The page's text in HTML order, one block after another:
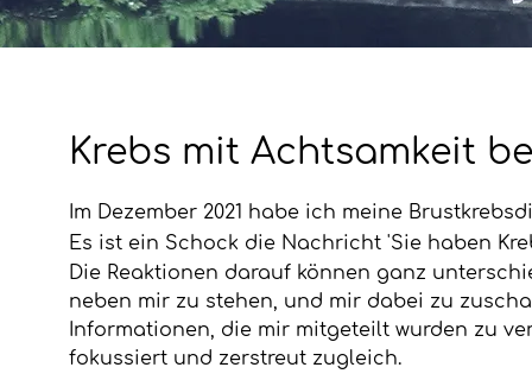
Krebs mit Achtsamkeit
Im Dezember 2021 habe ich meine
Es ist ein Schock die Nachricht 'Sie haben
Die Reaktionen darauf können ganz
neben mir zu stehen, und mir dabei zu
Informationen, die mir mitgeteilt wurden zu
fokussiert und zerstreut zugleich.